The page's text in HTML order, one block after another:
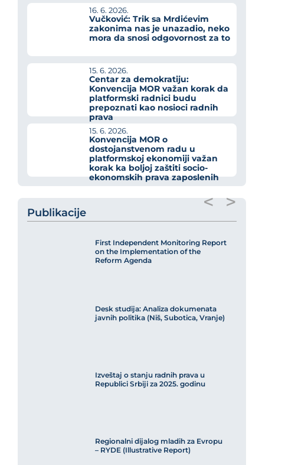
16. 6. 2026.
Vučković: Trik sa Mrdićevim
zakonima nas je unazadio, neko
mora da snosi odgovornost za to
15. 6. 2026.
Centar za demokratiju:
Konvencija MOR važan korak da
platformski radnici budu
prepoznati kao nosioci radnih
prava
15. 6. 2026.
Konvencija MOR o
dostojanstvenom radu u
platformskoj ekonomiji važan
korak ka boljoj zaštiti socio-
ekonomskih prava zaposlenih
Publikacije
First Independent Monitoring Report
on the Implementation of the
Reform Agenda
Desk studija: Analiza dokumenata
javnih politika (Niš, Subotica, Vranje)
Izveštaj o stanju radnih prava u
Republici Srbiji za 2025. godinu
Regionalni dijalog mladih za Evropu
– RYDE (Illustrative Report)
< >